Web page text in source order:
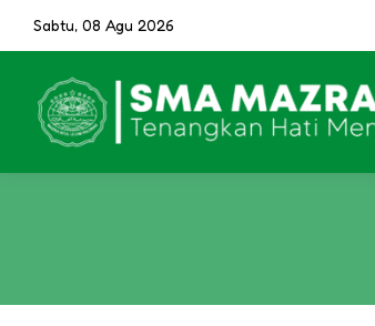
Sabtu, 08 Agu 2026